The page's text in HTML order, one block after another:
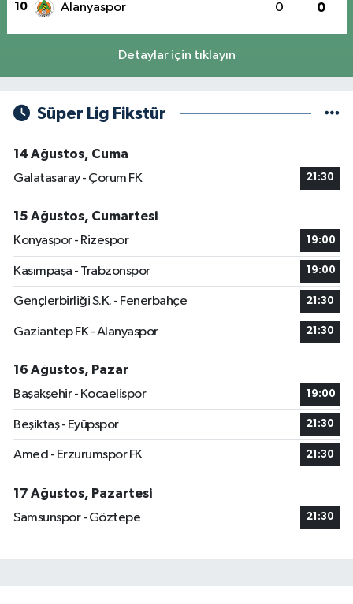
10 Alanyaspor 0 0
Detaylar için tıklayın
Süper Lig Fikstür
14 Ağustos, Cuma
Galatasaray - Çorum FK
21:30
15 Ağustos, Cumartesi
Konyaspor - Rizespor
19:00
Kasımpaşa - Trabzonspor 19:00
Gençlerbirliği S.K. - Fenerbahçe 21:30
Gaziantep FK - Alanyaspor 21:30
16 Ağustos, Pazar
Başakşehir - Kocaelispor
19:00
Beşiktaş - Eyüpspor 21:30
Amed - Erzurumspor FK 21:30
17 Ağustos, Pazartesi
Samsunspor - Göztepe
21:30